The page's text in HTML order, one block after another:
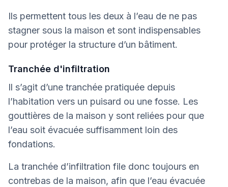
Ils permettent tous les deux à l’eau de ne pas
stagner sous la maison et sont indispensables
pour protéger la structure d’un bâtiment.
Tranchée d'infiltration
Il s’agit d’une tranchée pratiquée depuis
l’habitation vers un puisard ou une fosse. Les
gouttières de la maison y sont reliées pour que
l’eau soit évacuée suffisamment loin des
fondations.
La tranchée d’infiltration file donc toujours en
contrebas de la maison, afin que l’eau évacuée